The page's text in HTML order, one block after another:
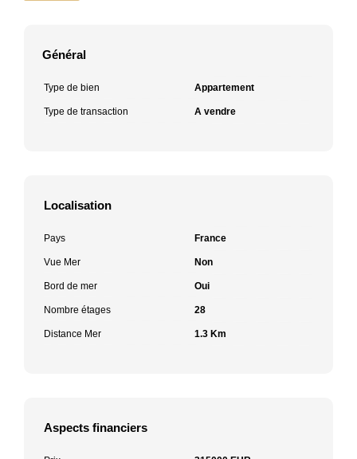
Général
Type de bien Appartement
Type de transaction A vendre
Localisation
Pays France
Vue Mer Non
Bord de mer Oui
Nombre étages 28
Distance Mer 1.3 Km
Aspects financiers